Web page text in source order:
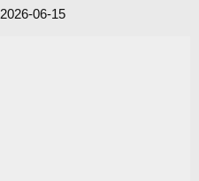
2026-06-15